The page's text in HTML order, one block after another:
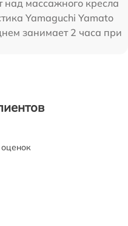
над массажного кресла
Yamaguchi Yamato
занимает 2 часа при